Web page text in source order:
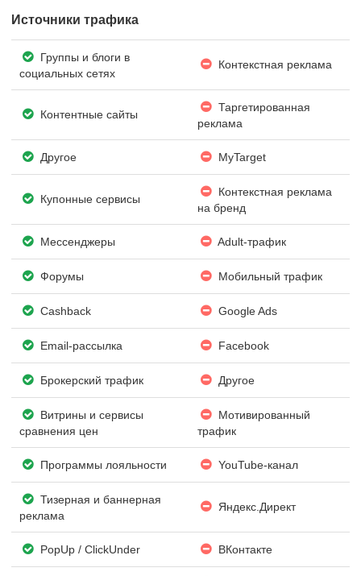
Источники трафика
Группы и блоги в
социальных сетях
Контекстная реклама
Контентные сайты
Таргетированная
реклама
Другое MyTarget
Купонные сервисы
Контекстная реклама
на бренд
Мессенджеры Adult-трафик
Форумы Мобильный трафик
Cashback Google Ads
Email-рассылка Facebook
Брокерский трафик Другое
Витрины и сервисы
сравнения цен
Мотивированный
трафик
Программы лояльности YouTube-канал
Тизерная и баннерная
реклама
Яндекс.Директ
PopUp / ClickUnder ВКонтакте